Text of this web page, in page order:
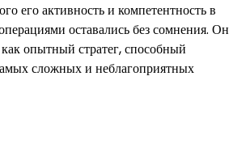
его активность и компетентность в
оставались без сомнения. Он
опытный стратег, способный
сложных и неблагоприятных